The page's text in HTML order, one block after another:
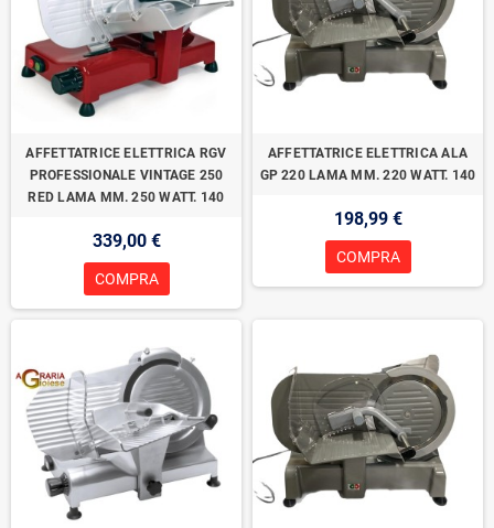
AFFETTATRICE ELETTRICA RGV
PROFESSIONALE VINTAGE 250
RED LAMA MM. 250 WATT. 140
339,00 €
COMPRA
AFFETTATRICE ELETTRICA ALA
GP 220 LAMA MM. 220 WATT. 140
198,99 €
COMPRA